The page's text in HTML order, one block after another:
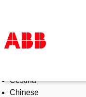
Products & Solutions
Industries
Čeština
Chinese